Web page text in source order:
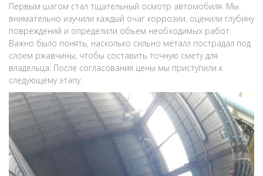
Первым шагом стал тщательный осмотр автомобиля. Мы
внимательно изучили каждый очаг коррозии, оценили глубину
повреждений и определили объем необходимых работ.
Важно было понять, насколько сильно металл пострадал под
слоем ржавчины, чтобы составить точную смету для
владельца. После согласования цены мы приступили к
следующему этапу.